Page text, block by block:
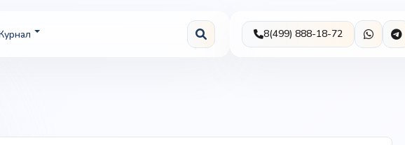
8(499) 888-18-72